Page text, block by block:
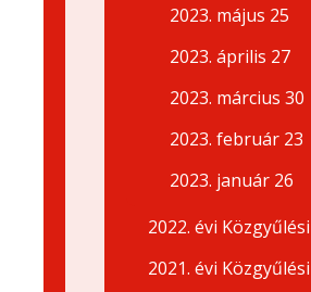
2023. május 25
2023. április 27
2023. március 30
2023. február 23
2023. január 26
2022. évi
2021. évi